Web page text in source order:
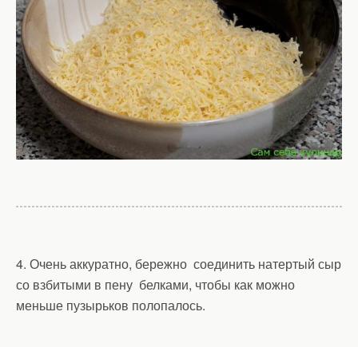
4. Очень аккуратно, бережно соединить натертый сыр
со взбитыми в пену белками, чтобы как можно
меньше пузырьков полопалось.